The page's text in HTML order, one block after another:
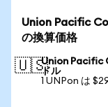
Union Pacific
の換算価格
🇺🇸Union Pacific
ドル
1 UNPon は